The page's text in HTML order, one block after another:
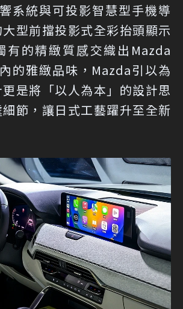
系統與可投影智慧型手機導
型前擋投影式全彩抬頭顯示
有的精緻質感交織出Mazda
的雅緻品味，Mazda引以為
是將「以人為本」的設計思
節，讓日式工藝躍升至全新